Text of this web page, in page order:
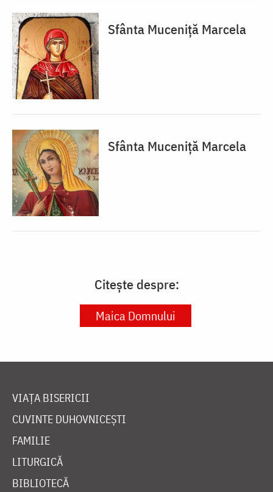
Sfânta Muceniță Marcela
Sfânta Muceniță Marcela
Citește despre:
Maica Domnului
VIAȚA BISERICII
CUVINTE DUHOVNICEȘTI
FAMILIE
LITURGICĂ
BIBLIOTECĂ